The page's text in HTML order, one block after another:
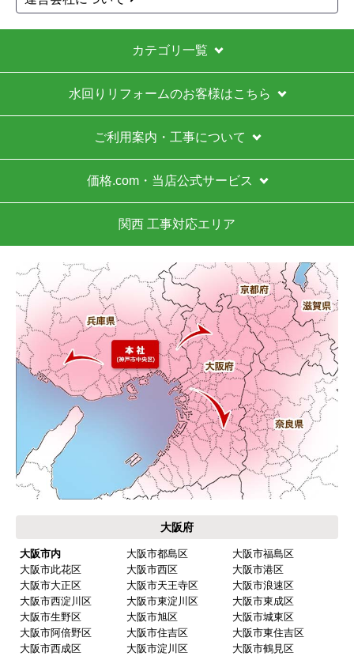
カテゴリ一覧
水回りリフォームのお客様はこちら
ご利用案内・工事について
価格.com・当店公式サービス
関西 工事対応エリア
大阪府
大阪市内 大阪市都島区
大阪市福島区
大阪市此花区
大阪市西区
大阪市港区
大阪市大正区
大阪市天王寺区
大阪市浪速区
大阪市西淀川区
大阪市東淀川区
大阪市東成区
大阪市生野区
大阪市旭区
大阪市城東区
大阪市阿倍野区
大阪市住吉区
大阪市東住吉区
大阪市西成区
大阪市淀川区
大阪市鶴見区